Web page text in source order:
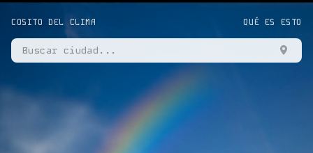
COSITO DEL CLIMA QUÉ ES ESTO